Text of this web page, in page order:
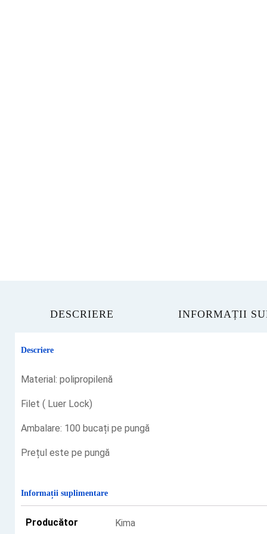
DESCRIERE INFORMAȚII
Descriere
Material: polipropilenă
Filet ( Luer Lock)
Ambalare: 100 bucați pe pungă
Prețul este pe pungă
Informații suplimentare
Producător Kima